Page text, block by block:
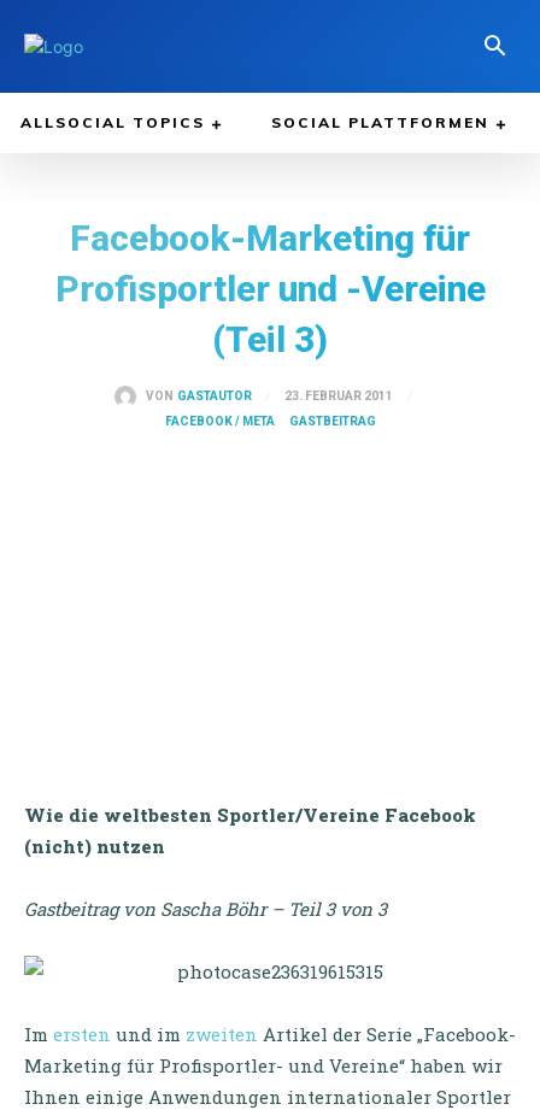
ALLSOCIAL TOPICS SOCIAL PLATTFORMEN
Facebook-Marketing für
Profisportler und -Vereine
(Teil 3)
VON GASTAUTOR
23. FEBRUAR 2011
FACEBOOK / META
GASTBEITRAG
Wie die weltbesten Sportler/Vereine Facebook
(nicht) nutzen
Gastbeitrag von Sascha Böhr – Teil 3 von 3
Im ersten und im zweiten Artikel der Serie „Facebook-
Marketing für Profisportler- und Vereine“ haben wir
Ihnen einige Anwendungen internationaler Sportler